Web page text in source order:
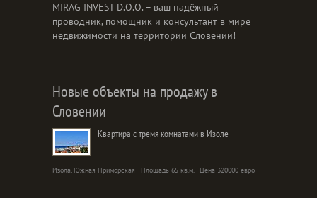
MIRAG INVEST D.O.O. – ваш надёжный
проводник, помощник и консультант в мире
недвижимости на территории Словении!
Новые объекты на продажу в
Словении
Квартира с тремя комнатами в Изоле
Изола, Южная Приморская - Площадь 65 кв.м. - Цена 320000 евро